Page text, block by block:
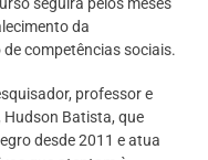
seguirá pelos meses
da
competências sociais.
professor e
Hudson Batista, que
desde 2011 e atua